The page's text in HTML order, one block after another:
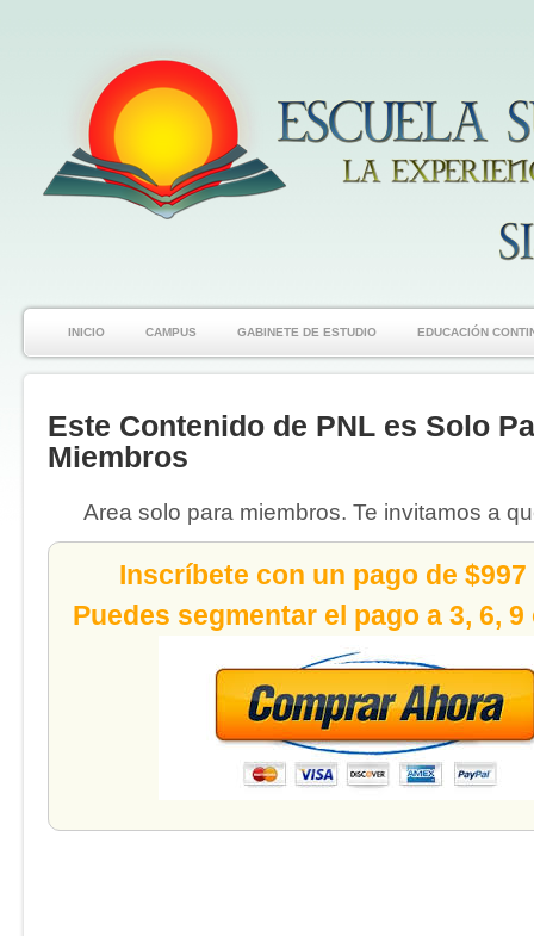
INICIO CAMPUS GABINETE DE ESTUDIO EDUCACIÓN
Este Contenido de PNL es Solo
Miembros
Area solo para miembros. Te invitamos a
Inscríbete con un pago de
Puedes segmentar el pago a 3, 6, 9